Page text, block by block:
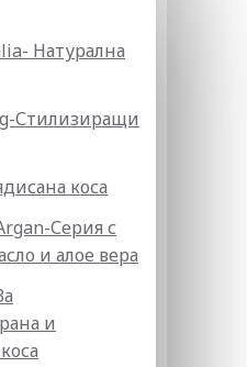
Натурална
Стилизиращи
коса
Серия с
и алое вера
и